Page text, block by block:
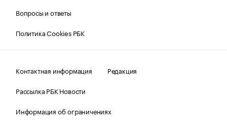
Вопросы и ответы
Политика Cookies РБК
Контактная информация
Редакция
Рассылка РБК Новости
Информация об ограничениях